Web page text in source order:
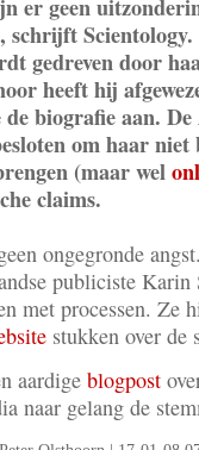
er geen
schrijft
gedreven door
heeft hij
biografie aan.
om haar
(maar wel
claims.
ongegronde
publiciste
met processen.
stukken over de
aardige blogpost
naar gelang de